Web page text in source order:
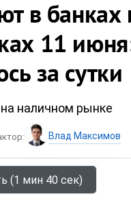
в банках
11
за сутки
наличном рынке
Влад Максимов
(1 мин 40 сек)